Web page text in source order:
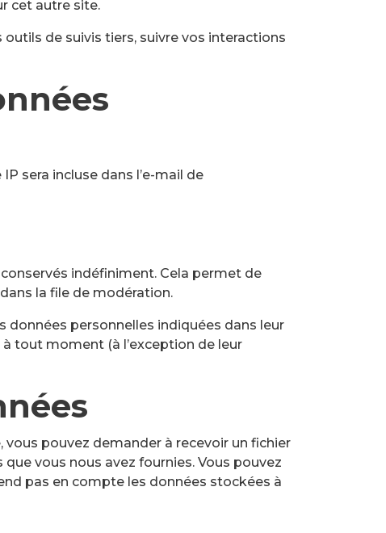
cet autre site.
de suivis tiers, suivre vos interactions
sera incluse dans l’e-mail de
indéfiniment. Cela permet de
la file de modération.
données personnelles indiquées dans leur
tout moment (à l’exception de leur
pouvez demander à recevoir un fichier
vous nous avez fournies. Vous pouvez
pas en compte les données stockées à